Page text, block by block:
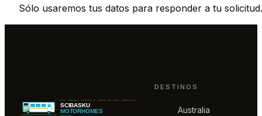
Sólo usaremos tus datos para responder a tu solicitud.
DESTINOS
Australia